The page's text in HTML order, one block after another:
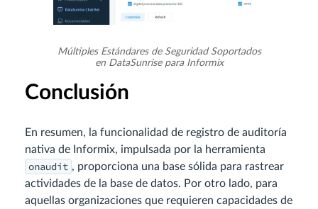
Múltiples Estándares de Seguridad Soportados
en DataSunrise para Informix
Conclusión
En resumen, la funcionalidad de registro de auditoría
nativa de Informix, impulsada por la herramienta
onaudit , proporciona una base sólida para rastrear
actividades de la base de datos. Por otro lado, para
aquellas organizaciones que requieren capacidades de